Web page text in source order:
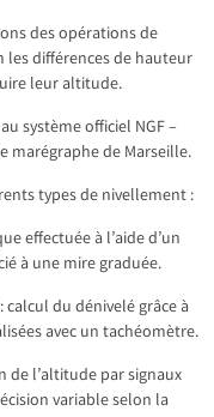
des opérations de
les différences de hauteur
leur altitude.
système officiel NGF –
marégraphe de Marseille.
types de nivellement :
effectuée à l’aide d’un
à une mire graduée.
du dénivelé grâce à
avec un tachéomètre.
l’altitude par signaux
variable selon la